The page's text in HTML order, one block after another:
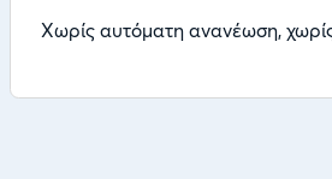
Χωρίς αυτόματη ανανέωση,